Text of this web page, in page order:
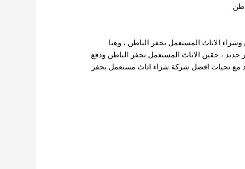
الاثاث المستعمل بحفر الباطن ، وهنا
جديد ، حقين الاثاث المستعمل بحفر الباطن ودفع
مع تحيات افضل شركة شراء اثاث مستعمل بحفر